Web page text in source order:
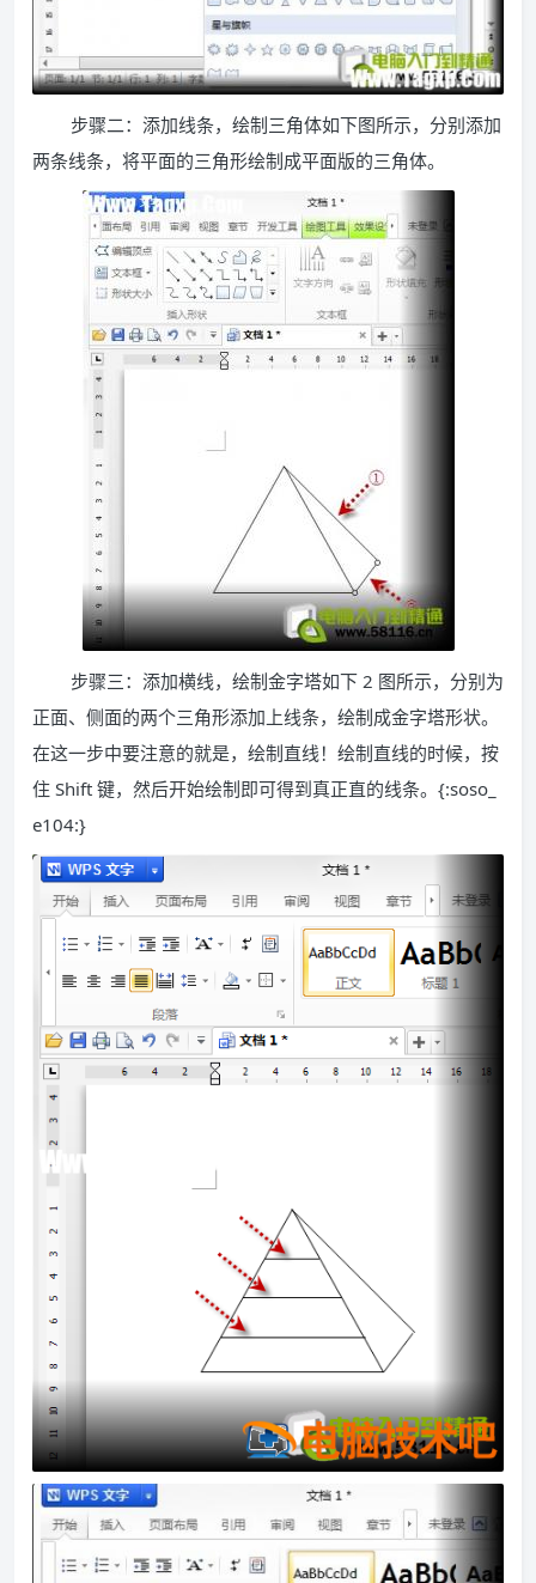
步骤二：添加线条，绘制三角体如下图所示，分别添加
两条线条，将平面的三角形绘制成平面版的三角体。
步骤三：添加横线，绘制金字塔如下 2 图所示，分别为
正面、侧面的两个三角形添加上线条，绘制成金字塔形状。
在这一步中要注意的就是，绘制直线！绘制直线的时候，按
住 Shift 键，然后开始绘制即可得到真正直的线条。{:soso_
e104:}